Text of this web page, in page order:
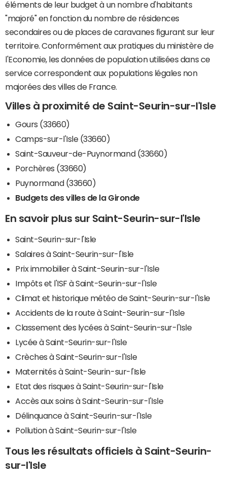
éléments de leur budget à un nombre d'habitants
"majoré" en fonction du nombre de résidences
secondaires ou de places de caravanes figurant sur leur
territoire. Conformément aux pratiques du ministère de
l'Economie, les données de population utilisées dans ce
service correspondent aux populations légales non
majorées des villes de France.
Villes à proximité de Saint-Seurin-sur-l'Isle
Gours (33660)
Camps-sur-l'Isle (33660)
Saint-Sauveur-de-Puynormand (33660)
Porchères (33660)
Puynormand (33660)
Budgets des villes de la Gironde
En savoir plus sur Saint-Seurin-sur-l'Isle
Saint-Seurin-sur-l'Isle
Salaires à Saint-Seurin-sur-l'Isle
Prix immobilier à Saint-Seurin-sur-l'Isle
Impôts et l'ISF à Saint-Seurin-sur-l'Isle
Climat et historique météo de Saint-Seurin-sur-l'Isle
Accidents de la route à Saint-Seurin-sur-l'Isle
Classement des lycées à Saint-Seurin-sur-l'Isle
Lycée à Saint-Seurin-sur-l'Isle
Crèches à Saint-Seurin-sur-l'Isle
Maternités à Saint-Seurin-sur-l'Isle
Etat des risques à Saint-Seurin-sur-l'Isle
Accès aux soins à Saint-Seurin-sur-l'Isle
Délinquance à Saint-Seurin-sur-l'Isle
Pollution à Saint-Seurin-sur-l'Isle
Tous les résultats officiels à Saint-Seurin-
sur-l'Isle